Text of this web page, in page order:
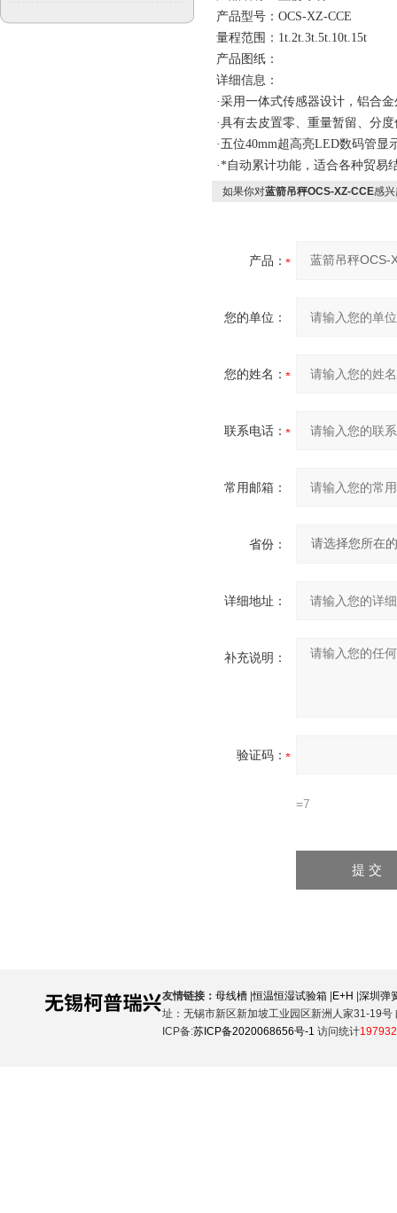
产品型号：OCS-XZ-CCE
量程范围：1t.2t.3t.5t.10t.15t
产品图纸：
详细信息：
·采用一体式传感器设计，铝合
·具有去皮置零、重量暂留、分
·五位40mm超高亮LED数码管显
·*自动累计功能，适合各种贸易
如果你对蓝箭吊秤OCS-XZ-CCE感
产品：
您的单位：
您的姓名：
联系电话：
常用邮箱：
省份：
详细地址：
补充说明：
验证码：
=7
友情链接： 母线槽 |恒温恒湿试验箱 E+H 深圳弹
址：无锡市新区新加坡工业园区新洲人家31-19号
ICP备:苏ICP备2020068656号-1 访问统计197932